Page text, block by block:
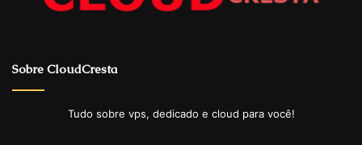
Sobre CloudCresta
Tudo sobre vps, dedicado e cloud para você!